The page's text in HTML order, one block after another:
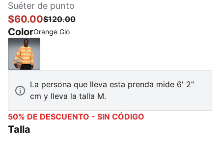
Suéter de punto
$60.00$120.00
ColorOrange Glo
Orange Glo
La persona que lleva esta prenda mide 6' 2"
cm y lleva la talla M.
50% DE DESCUENTO - SIN CÓDIGO
Talla